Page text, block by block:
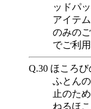
ッドパ
アイテ
のみの
でご利
Q.30 ほころび
ふとん
止のた
ねるほ